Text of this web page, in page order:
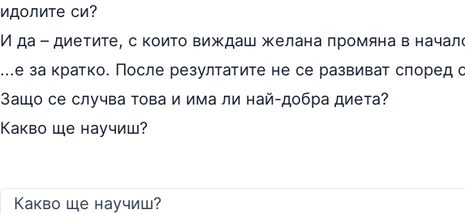
идолите си?
И да – диетите, с които виждаш желана промяна в
...е за кратко. После резултатите не се развиват според
Защо се случва това и има ли най-добра диета?
Какво ще научиш?
Какво ще научиш?